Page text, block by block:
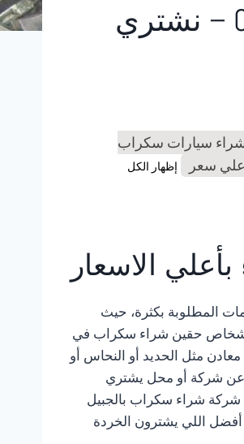
شراء سكراب الجبيل 0561914172 – نشتري
سيارات سكراب
سعر إظهار الكل
الاسعار
المطلوبة بكثرة، حيث
حقين شراء سكراب في
مثل الحديد أو النحاس أو
عن شركة أو محل يشتري
شركة شراء سكراب بالجبيل
اللي يشترون الخردة